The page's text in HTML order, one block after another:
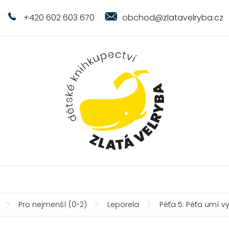
+420 602 603 670 obchod@zlatavelryba.cz
Pro nejmenší (0-2) Leporela Péťa 5: Péťa umí